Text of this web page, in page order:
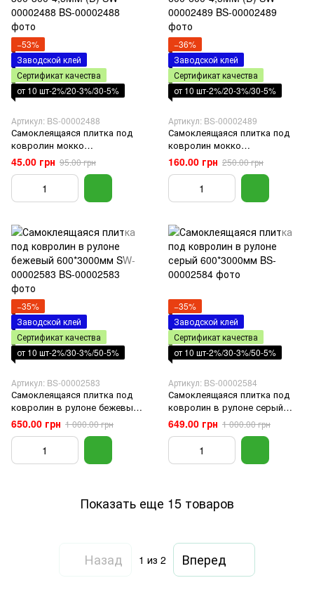
−53%
Заводской клей
Сертификат качества
от 10 шт-2%/20-3%/30-5%
Артикул: BS-00002488
Самоклеящаяся плитка под
ковролин мокко
300*300*4,5MM (D) SW-
00002488
45.00 грн 95.00 грн
−36%
Заводской клей
Сертификат качества
от 10 шт-2%/20-3%/30-5%
Артикул: BS-00002489
Самоклеящаяся плитка под
ковролин мокко
600*600*4,5MM (D) SW-
00002489
160.00 грн 250.00 грн
−35%
Заводской клей
Сертификат качества
от 10 шт-2%/30-3%/50-5%
Артикул: BS-00002583
Самоклеящаяся плитка под
ковролин в рулоне бежевый
600*3000мм SW-00002583
650.00 грн 1 000.00 грн
−35%
Заводской клей
Сертификат качества
от 10 шт-2%/30-3%/50-5%
Артикул: BS-00002584
Самоклеящаяся плитка под
ковролин в рулоне серый
600*3000мм
649.00 грн 1 000.00 грн
Показать еще 15 товаров
Назад 1 из 2 Вперед